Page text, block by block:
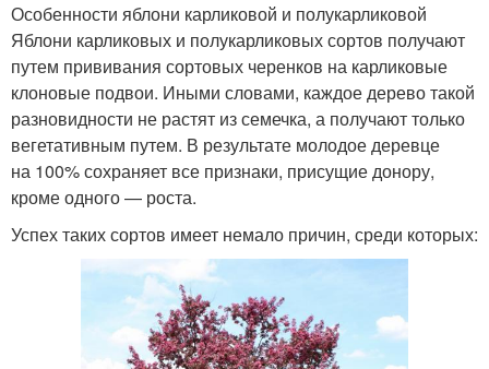
Особенности яблони карликовой и полукарликовой
Яблони карликовых и полукарликовых сортов получают
путем прививания сортовых черенков на карликовые
клоновые подвои. Иными словами, каждое дерево такой
разновидности не растят из семечка, а получают только
вегетативным путем. В результате молодое деревце
на 100% сохраняет все признаки, присущие донору,
кроме одного — роста.
Успех таких сортов имеет немало причин, среди которых: